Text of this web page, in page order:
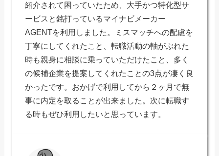
紹介されて困っていたため、大手かつ特化型サ
ービスと銘打っているマイナビメーカー
AGENTを利用しました。ミスマッチへの配慮を
丁寧にしてくれたこと、転職活動の軸がぶれた
時も親身に相談に乗っていただけたこと、多く
の候補企業を提案してくれたことの3点が凄く良
かったです。おかげで利用してから２ヶ月で無
事に内定を取ることが出来ました。次に転職す
る時もぜひ利用したいと思っています。